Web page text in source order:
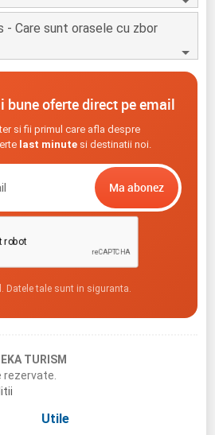
- Care sunt orasele cu zbor
bune oferte direct pe email
si fii primul care afla despre
last minutesi destinatii noi.
Datele tale sunt in siguranta.
TURISM
Utile